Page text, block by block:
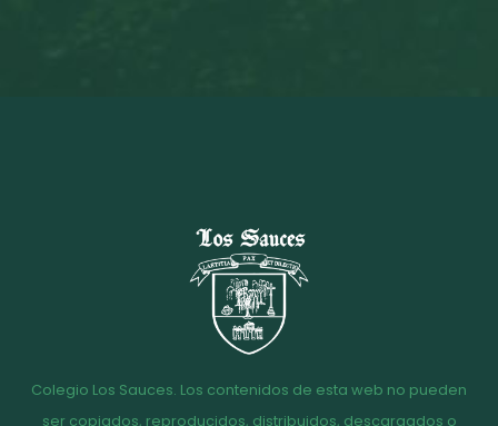
Colegio Los Sauces. Los contenidos de esta web no pueden
ser copiados, reproducidos, distribuidos, descargados o